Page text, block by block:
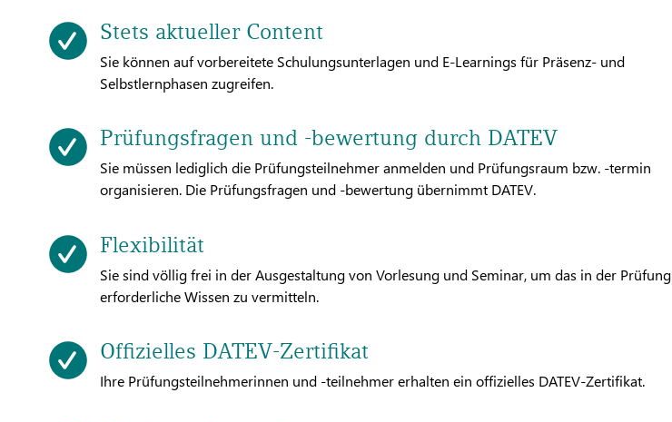
Stets aktueller Content
Sie können auf vorbereitete Schulungsunterlagen und E-Learnings für Präsenz- und
Selbstlernphasen zugreifen.
Prüfungsfragen und -bewertung durch DATEV
Sie müssen lediglich die Prüfungsteilnehmer anmelden und Prüfungsraum bzw. -termin
organisieren. Die Prüfungsfragen und -bewertung übernimmt DATEV.
Flexibilität
Sie sind völlig frei in der Ausgestaltung von Vorlesung und Seminar, um das in der Prüfung
erforderliche Wissen zu vermitteln.
Offizielles DATEV-Zertifikat
Ihre Prüfungsteilnehmerinnen und -teilnehmer erhalten ein offizielles DATEV-Zertifikat.